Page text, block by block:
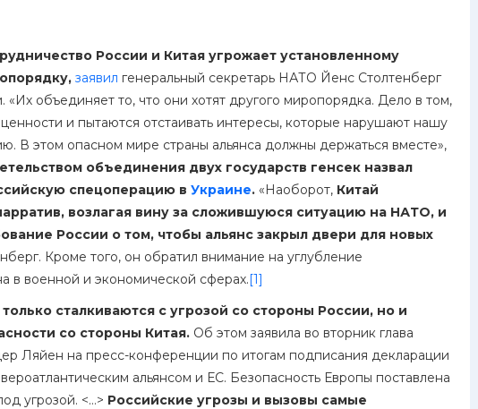
России и Китая угрожает установленному
заявил генеральный секретарь НАТО Йенс Столтенберг
объединяет то, что они хотят другого миропорядка. Дело в том,
и пытаются отстаивать интересы, которые нарушают нашу
В этом опасном мире страны альянса должны держаться вместе»,
объединения двух государств генсек назвал
спецоперацию в Украине. «Наоборот, Китай
возлагая вину за сложившуюся ситуацию на НАТО, и
России о том, чтобы альянс закрыл двери для новых
Кроме того, он обратил внимание на углубление
в военной и экономической сферах.[1]
сталкиваются с угрозой со стороны России, но и
со стороны Китая. Об этом заявила во вторник глава
Ляйен на пресс-конференции по итогам подписания декларации
альянсом и ЕС. Безопасность Европы поставлена
угрозой. <…> Российские угрозы и вызовы самые